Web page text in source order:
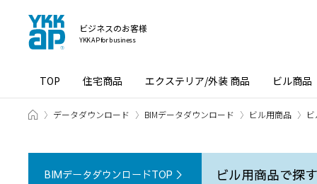
ビジネスのお客様
YKK AP for business
TOP 住宅商品 エクステリア/外装 商品 ビル商品
ホーム データダウンロード BIMデータダウンロード ビル用商品
BIMデータダウンロードTOP ＞ ビル用商品で探す